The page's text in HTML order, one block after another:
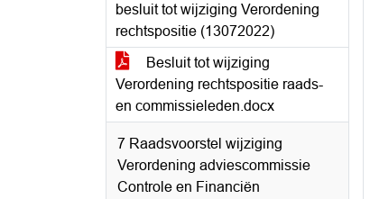
besluit tot wijziging Verordening
rechtspositie (13072022)
Besluit tot wijziging
Verordening rechtspositie raads-
en commissieleden.docx
7 Raadsvoorstel wijziging
Verordening adviescommissie
Controle en Financiën